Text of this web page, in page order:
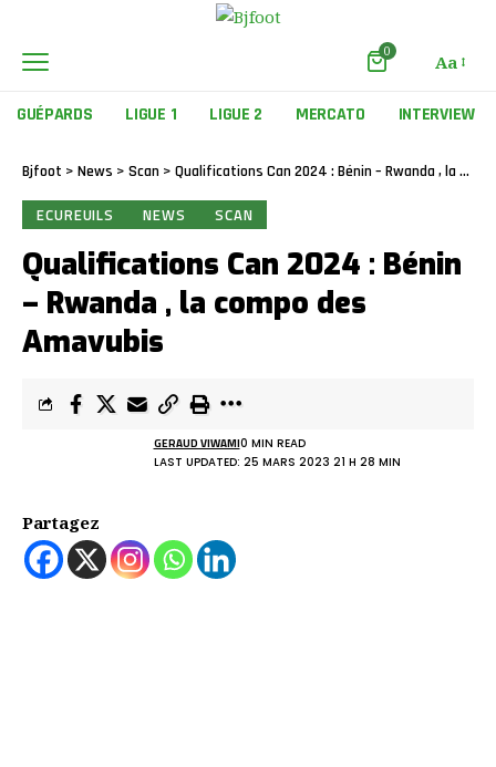
0 Aa
GUÉPARDS LIGUE 1 LIGUE 2 MERCATO INTERVIEW
Bjfoot > News > Scan > Qualifications Can 2024 : Bénin – Rwanda , la compo des Amavubis
ECUREUILS NEWS SCAN
Qualifications Can 2024 : Bénin
– Rwanda , la compo des
Amavubis
LAST UPDATED: 25 MARS 2023 21 H 28 MIN
GERAUD VIWAMI0 MIN READ
Partagez